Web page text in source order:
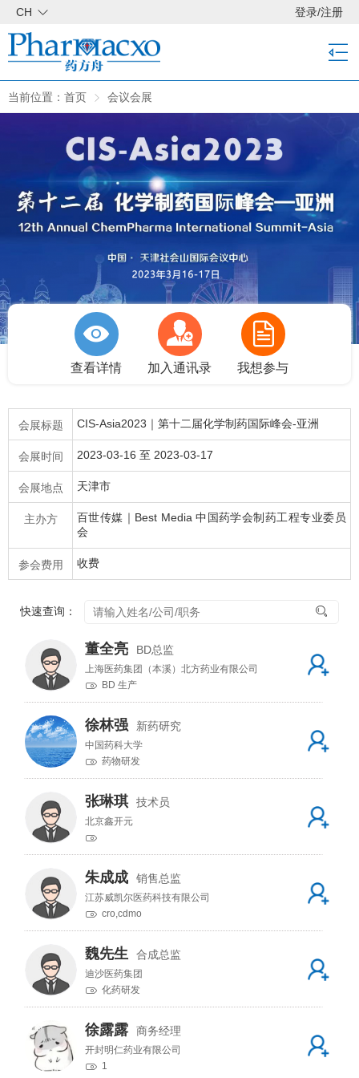
CH 登录/注册
当前位置： 首页 会议会展
查看详情 加入通讯录 我想参与
会展标题 CIS-Asia2023｜第十二届化学制药国际峰会-亚洲
会展时间 2023-03-16 至 2023-03-17
会展地点 天津市
主办方
百世传媒｜Best Media 中国药学会制药工程专业委员
会
参会费用 收费
快速查询：
董全亮 BD总监
上海医药集团（本溪）北方药业有限公司
BD 生产
徐林强 新药研究
中国药科大学
药物研发
张琳琪 技术员
北京鑫开元
朱成成 销售总监
江苏威凯尔医药科技有限公司
cro,cdmo
魏先生 合成总监
迪沙医药集团
化药研发
徐露露 商务经理
开封明仁药业有限公司
1